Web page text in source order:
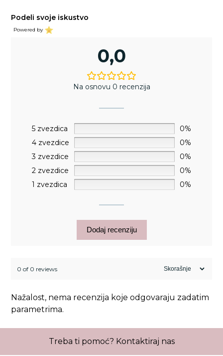
Podeli svoje iskustvo
Powered by
0,0
Na osnovu 0 recenzija
5 zvezdica
0%
4 zvezdice
0%
3 zvezdice
0%
2 zvezdice
0%
1 zvezdica
0%
Dodaj recenziju
0 of 0 reviews
Nažalost, nema recenzija koje odgovaraju zadatim
parametrima.
Treba ti pomoć? Kontaktiraj nas